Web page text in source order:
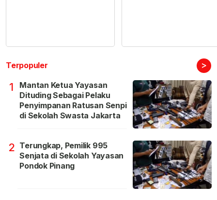
Terpopuler >
1
Mantan Ketua Yayasan
Dituding Sebagai Pelaku
Penyimpanan Ratusan Senpi
di Sekolah Swasta Jakarta
2 Terungkap, Pemilik 995
Senjata di Sekolah Yayasan
Pondok Pinang